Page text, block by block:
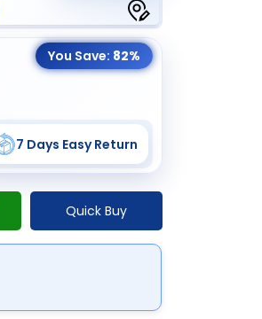
You Save: 82%
7 Days Easy Return
Quick Buy